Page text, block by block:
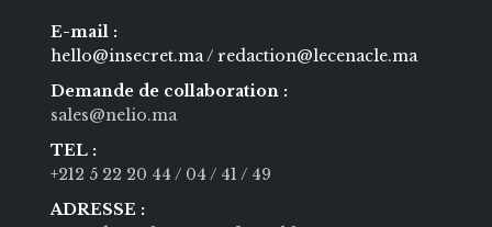
E-mail :
hello@insecret.ma / redaction@lecenacle.ma
Demande de collaboration :
sales@nelio.ma
TEL :
+212 5 22 20 44 / 04 / 41 / 49
ADRESSE :